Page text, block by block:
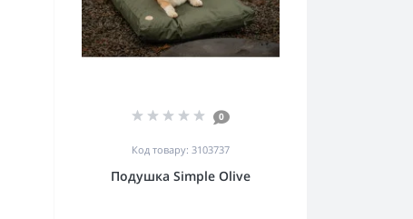
0
Код товару: 3103737
Подушка Simple Olive